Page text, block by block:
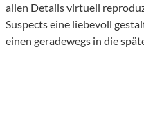
allen Details virtuell
Suspects eine liebevoll
einen geradewegs in die